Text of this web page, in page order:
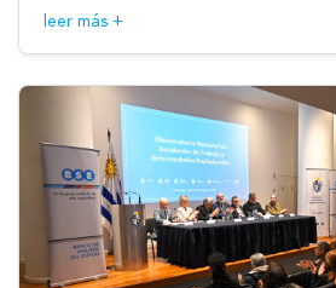
leer más +